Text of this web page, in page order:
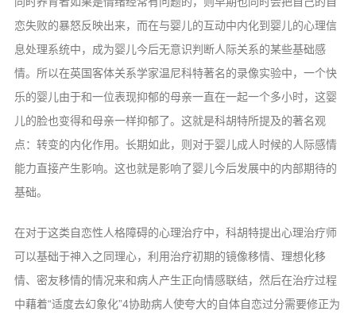
恋失败的暴怒反映出来，而在与婴儿的互动中内化到婴儿的心理信
息处理系统中，成为婴儿今后无意识判断人际关系的某些基础感
情。所以在英国客体关系学家温尼科特著名的录像实验中，一个快
乐的婴儿由于和一位表现抑郁的母亲一直在一起一个多小时，这婴
儿的脸也变得和母亲一样抑郁了。这就是科胡特所提及的著名观
点：转变的内化作用。长期如此，则对于婴儿成人时候的人际感情
能力直接产生影响。这也就是影响了婴儿今后发展中的内部期待的
基础。
在对于这类自恋性人格障碍的心理治疗中，科胡特提出心理治疗师
可以基础于神入之同理心，利用治疗初期的镜像移情、理想化移
情、密友移情的情况来和病人产生正向情感联结，然后在治疗过程
中藉着“适度去幻象化”4协助病人使夸大的自体自恋过分需要修正为